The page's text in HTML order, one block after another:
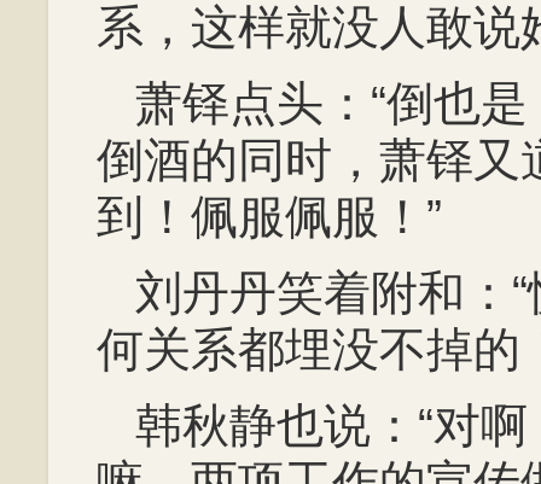
系，这样就没人敢说
萧铎点头：“倒也
倒酒的同时，萧铎又
到！佩服佩服！”
刘丹丹笑着附和：
何关系都埋没不掉的
韩秋静也说：“对